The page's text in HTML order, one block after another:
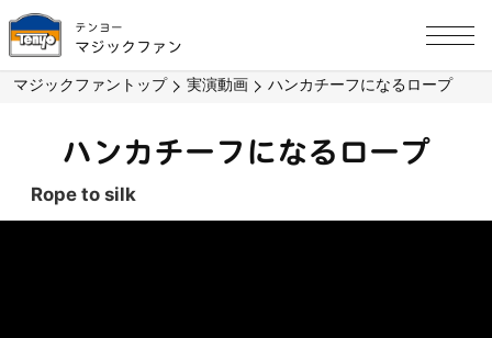
テンヨー
マジックファン
マジックファントップ 実演動画 ハンカチーフになるロープ
ハンカチーフになるロープ
Rope to silk